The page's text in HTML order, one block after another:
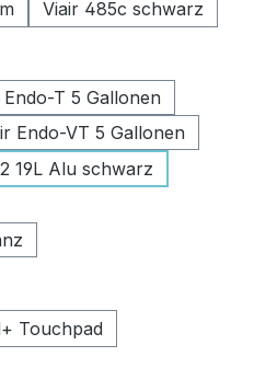
Viair 485c schwarz
T 5 Gallonen
Endo-VT 5 Gallonen
19L Alu schwarz
Touchpad